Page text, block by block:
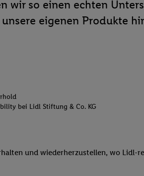
wir so einen echten
eigenen Produkte
bei Lidl Stiftung & Co. KG
und wiederherzustellen, wo Lidl-